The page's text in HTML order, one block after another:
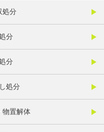
処分
分
分
処分
物置解体